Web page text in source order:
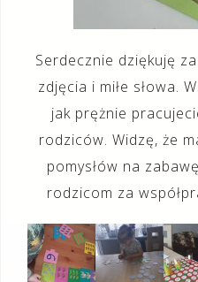
Serdecznie dziękuję
zdjęcia i miłe słowa.
jak prężnie
rodziców. Widzę, że
pomysłów na
rodzicom za